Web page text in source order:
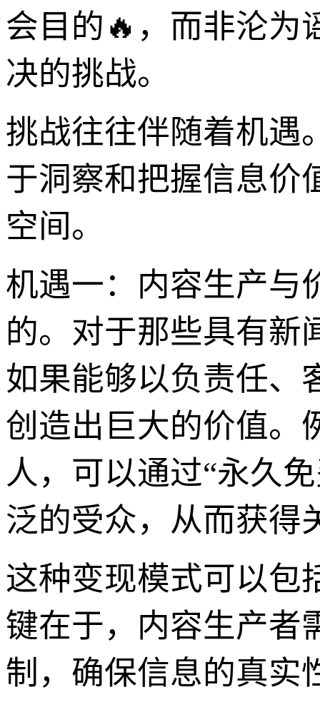
会目的🔥，而非沦为
决的挑战。
挑战往往伴随着机遇
于洞察和把握信息价
空间。
机遇一：内容生产与
的。对于那些具有新
如果能够以负责任、
创造出巨大的价值。
人，可以通过“永久
泛的受众，从而获得
这种变现模式可以包
键在于，内容生产者
制，确保信息的真实